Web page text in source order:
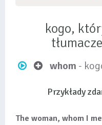
kogo,
whom -
Przykłady
The woman, whom I